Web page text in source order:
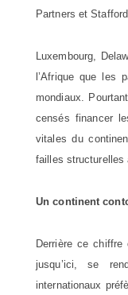
Partners et Stafford
Luxembourg,
l’Afrique que les
mondiaux.
censés financer
vitales du
failles structurelles
Un continent
Derrière ce chiffre
jusqu’ici, se
internationaux